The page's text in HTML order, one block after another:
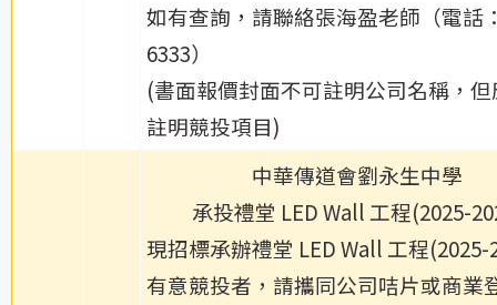
如有查詢，請聯絡張海盈老師（電話
6333）
(書面報價封面不可註明公司名稱，
註明競投項目)
中華傳道會劉永生中學
承投禮堂 LED Wall 工程(2025-
現招標承辦禮堂 LED Wall 工程(2025-
有意競投者， 請攜同公司咭片或商業